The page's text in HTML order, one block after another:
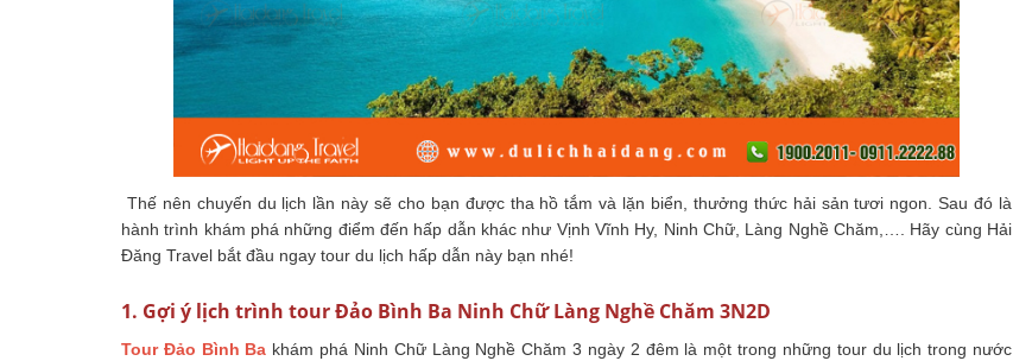
Thế nên chuyến du lịch lần này sẽ cho bạn được tha hồ tắm và lặn biển, thưởng thức hải sản tươi ngon. Sau đó là
hành trình khám phá những điểm đến hấp dẫn khác như Vịnh Vĩnh Hy, Ninh Chữ, Làng Nghề Chăm,…. Hãy cùng Hải
Đăng Travel bắt đầu ngay tour du lịch hấp dẫn này bạn nhé!
1. Gợi ý lịch trình tour Đảo Bình Ba Ninh Chữ Làng Nghề Chăm 3N2D
Tour Đảo Bình Ba khám phá Ninh Chữ Làng Nghề Chăm 3 ngày 2 đêm là một trong những tour du lịch trong nước